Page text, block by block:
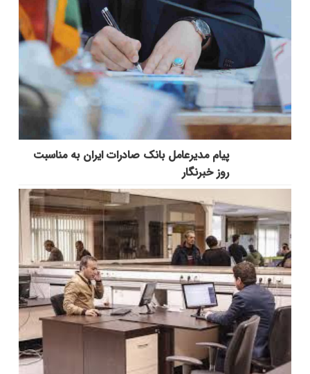
پیام مدیرعامل بانک صادرات ایران به مناسبت
روز خبرنگار